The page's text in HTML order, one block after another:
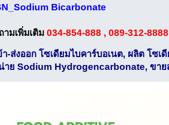
Bicarbonate
ามเพิ่มเติม 034-854-888 , 089-312-8888
า-ส่งออก โซเดียมไบคาร์บอเนต, ผลิต โซ
าย Sodium Hydrogencarbonate, ขาย